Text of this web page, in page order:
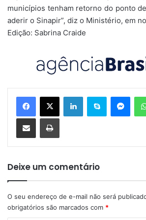
municípios tenham retorno do ponto
aderir o Sinapir”, diz o Ministério, em
Edição: Sabrina Craide
Deixe um comentário
O seu endereço de e-mail não será
obrigatórios são marcados com *